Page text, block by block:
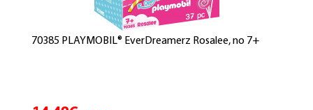
70385 PLAYMOBIL® EverDreamerz Rosalee, no 7+